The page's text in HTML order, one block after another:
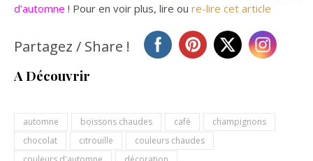
d’automne ! Pour en voir plus, lire ou re-lire cet article
Partagez / Share !
A Découvrir
automne boissons chaudes café
champignons
chocolat
citrouille
couleurs chaudes